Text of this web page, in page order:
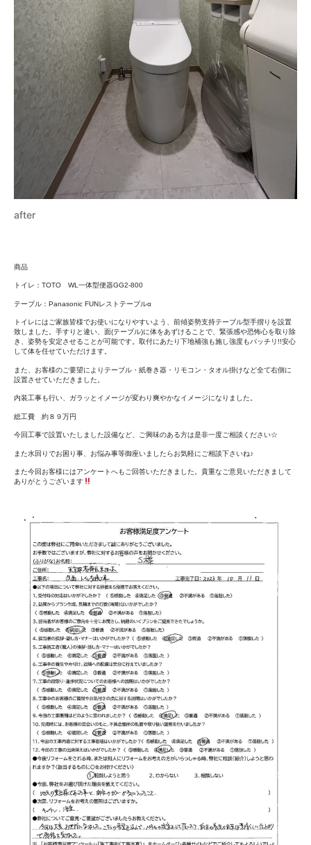
after
商品
トイレ：TOTO WL一体型便器GG2-800
テーブル：Panasonic FUNレストテーブルα
トイレにはご家族皆様でお使いになりやすいよう、前傾姿勢支持テーブル型手摺りを設置
致しました。手すりと違い、面(テーブル)に体をあずけることで、緊張感や恐怖心を取り除
き、姿勢を安定させることが可能です。取付にあたり下地補強も施し強度もバッチリ!!安心
して体を任せていただけます。
また、お客様のご要望によりテーブル・紙巻き器・リモコン・タオル掛けなど全て右側に
設置させていただきました。
内装工事も行い、ガラッとイメージが変わり爽やかなイメージになりました。
総工費 約８９万円
今回工事で設置いたしました設備など、ご興味のある方は是非一度ご相談ください☆
また水回りでお困り事、お悩み事等御座いましたらお気軽にご相談下さいね♪
また今回お客様にはアンケートへもご回答いただきました。貴重なご意見いただきまして
ありがとうございます